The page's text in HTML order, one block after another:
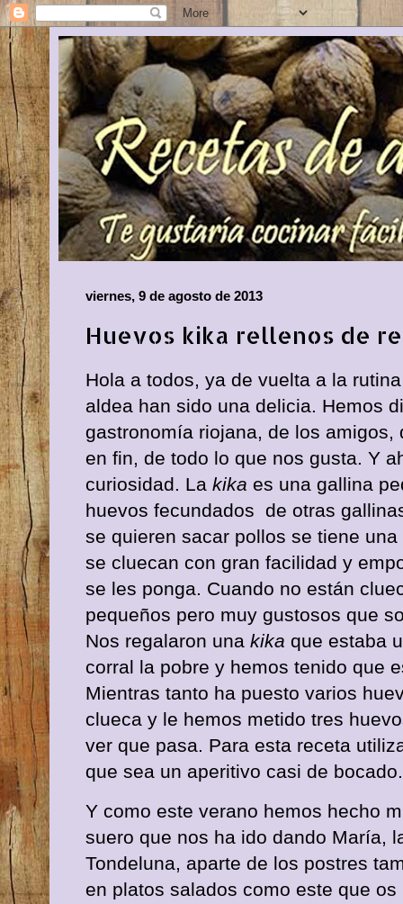
viernes, 9 de agosto de 2013
Huevos kika rellenos de
Hola a todos, ya de vuelta a la
aldea han sido una delicia. Hemos
gastronomía riojana, de los amigos,
en fin, de todo lo que nos gusta. Y
curiosidad. La kika es una gallina
huevos fecundados de otras
se quieren sacar pollos se tiene
se cluecan con gran facilidad y
se les ponga. Cuando no están
pequeños pero muy gustosos que
Nos regalaron una kika que estaba
corral la pobre y hemos tenido que
Mientras tanto ha puesto varios
clueca y le hemos metido tres
ver que pasa. Para esta receta
que sea un aperitivo casi de bocado.
Y como este verano hemos hecho
suero que nos ha ido dando María,
Tondeluna, aparte de los postres
en platos salados como este que